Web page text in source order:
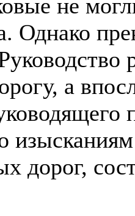
не
Однако
а
дорог,